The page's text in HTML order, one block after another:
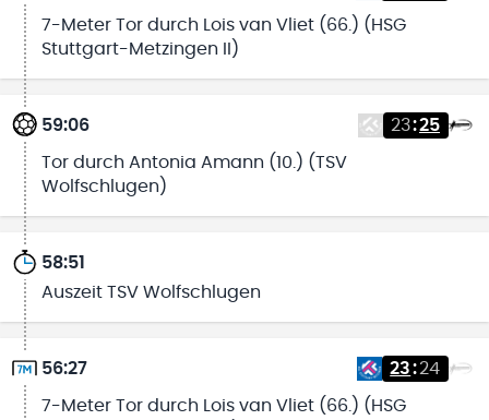
7-Meter Tor durch Lois van Vliet (66.) (HSG
Stuttgart-Metzingen II)
59:06 23:25
Tor durch Antonia Amann (10.) (TSV
Wolfschlugen)
58:51
Auszeit TSV Wolfschlugen
56:27 23:24
7-Meter Tor durch Lois van Vliet (66.) (HSG